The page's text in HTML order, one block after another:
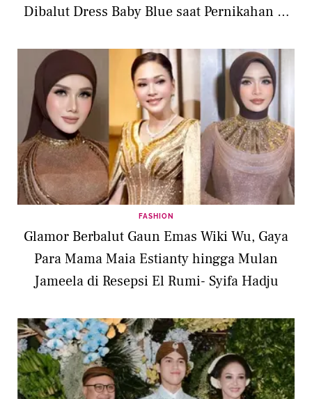
Dibalut Dress Baby Blue saat Pernikahan di
FASHION
Glamor Berbalut Gaun Emas Wiki Wu, Gaya
Para Mama Maia Estianty hingga Mulan
Jameela di Resepsi El Rumi- Syifa Hadju